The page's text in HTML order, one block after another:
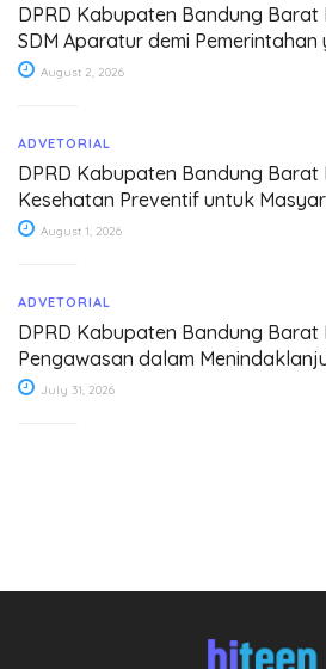
DPRD Kabupaten Bandung Barat
SDM Aparatur demi
August 2, 2026
ADVETORIAL
DPRD Kabupaten Bandung Barat
Kesehatan Preventif untuk
August 1, 2026
ADVETORIAL
DPRD Kabupaten Bandung Barat
Pengawasan dalam
July 31, 2026